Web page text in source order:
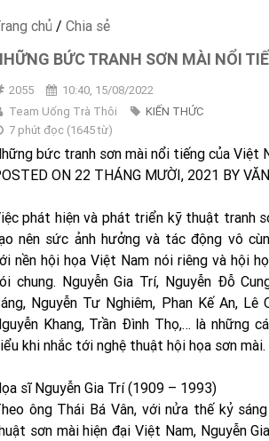
chủ / Chia sẻ
BỨC TRANH SƠN MÀI NỔI
2055
10:40, 15/08/2022
Team Uống Trà Thôi
KIẾN THỨC
7 phút đọc(1645từ)
bức tranh sơn mài nổi tiếng của Việt
ON 22 THÁNG MƯỜI, 2021 BY
phát hiện và phát triển kỹ thuật tranh
nên sức ảnh hưởng và tác động vô
nền hội họa Việt Nam nói riêng và hội
chung. Nguyễn Gia Trí, Nguyễn Đỗ
Nguyễn Tư Nghiêm, Phan Kế An, Lê
Khang, Trần Đình Thọ,… là những
khi nhắc tới nghệ thuật hội họa sơn mài.
sĩ Nguyễn Gia Trí (1909 – 1993)
ông Thái Bá Vân, với nửa thế kỷ
sơn mài hiện đại Việt Nam, Nguyễn